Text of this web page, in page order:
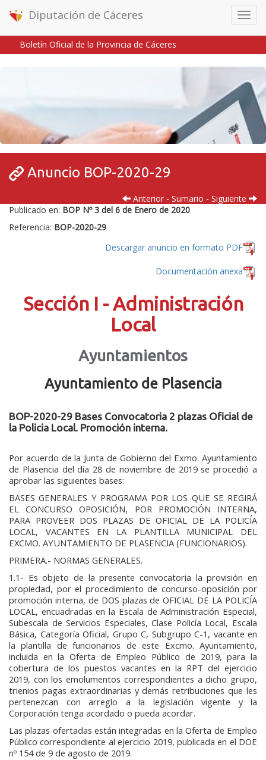
Menú
móvil
Diputación de Cáceres
Boletín Oficial de la Provincia de Cáceres
Anuncio BOP-2020-29
Anterior - Sumario - Siguiente
Publicado en: BOP Nº 3 del 6 de Enero de 2020
Referencia: BOP-2020-29
Descargar anuncio en formato PDF
Documentación anexa
Sección I - Administración
Local
Ayuntamientos
Ayuntamiento de Plasencia
BOP-2020-29 Bases Convocatoria 2 plazas Oficial de
la Policia Local. Promoción interna.
Por acuerdo de la Junta de Gobierno del Exmo. Ayuntamiento
de Plasencia del día 28 de noviembre de 2019 se procedió a
aprobar las siguientes bases:
BASES GENERALES Y PROGRAMA POR LOS QUE SE REGIRÁ
EL CONCURSO OPOSICIÓN, POR PROMOCIÓN INTERNA,
PARA PROVEER DOS PLAZAS DE OFICIAL DE LA POLICÍA
LOCAL, VACANTES EN LA PLANTILLA MUNICIPAL DEL
EXCMO. AYUNTAMIENTO DE PLASENCIA (FUNCIONARIOS).
PRIMERA.- NORMAS GENERALES.
1.1- Es objeto de la presente convocatoria la provisión en
propiedad, por el procedimiento de concurso-oposición por
promoción interna, de DOS plazas de OFICIAL DE LA POLICÍA
LOCAL, encuadradas en la Escala de Administración Especial,
Subescala de Servicios Especiales, Clase Policía Local, Escala
Básica, Categoría Oficial, Grupo C, Subgrupo C-1, vacante en
la plantilla de funcionarios de este Excmo. Ayuntamiento,
incluida en la Oferta de Empleo Público de 2019, para la
cobertura de los puestos vacantes en la RPT del ejercicio
2019, con los emolumentos correspondientes a dicho grupo,
trienios pagas extraordinarias y demás retribuciones que les
pertenezcan con arreglo a la legislación vigente y la
Corporación tenga acordado o pueda acordar.
Las plazas ofertadas están integradas en la Oferta de Empleo
Público correspondiente al ejercicio 2019, publicada en el DOE
nº 154 de 9 de agosto de 2019.